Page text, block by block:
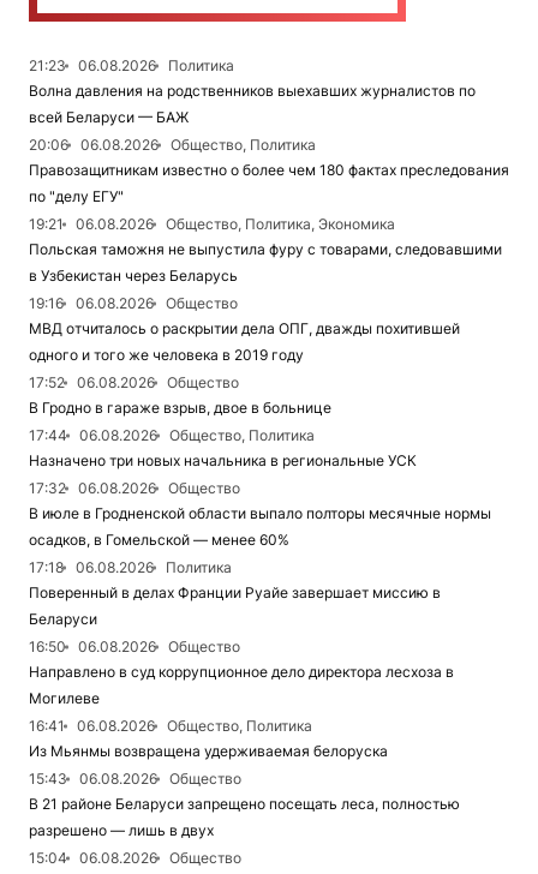
21:23 06.08.2026
Политика
Волна давления на родственников выехавших журналистов по
всей Беларуси — БАЖ
20:06
06.08.2026
Общество, Политика
Правозащитникам известно о более чем 180 фактах преследования
по "делу ЕГУ"
19:21
06.08.2026
Общество, Политика, Экономика
Польская таможня не выпустила фуру с товарами, следовавшими
в Узбекистан через Беларусь
19:16
06.08.2026
Общество
МВД отчиталось о раскрытии дела ОПГ, дважды похитившей
одного и того же человека в 2019 году
17:52
06.08.2026
Общество
В Гродно в гараже взрыв, двое в больнице
17:44
06.08.2026
Общество, Политика
Назначено три новых начальника в региональные УСК
17:32
06.08.2026
Общество
В июле в Гродненской области выпало полторы месячные нормы
осадков, в Гомельской — менее 60%
17:18
06.08.2026
Политика
Поверенный в делах Франции Руайе завершает миссию в
Беларуси
16:50
06.08.2026
Общество
Направлено в суд коррупционное дело директора лесхоза в
Могилеве
16:41
06.08.2026
Общество, Политика
Из Мьянмы возвращена удерживаемая белоруска
15:43
06.08.2026
Общество
В 21 районе Беларуси запрещено посещать леса, полностью
разрешено — лишь в двух
15:04
06.08.2026
Общество